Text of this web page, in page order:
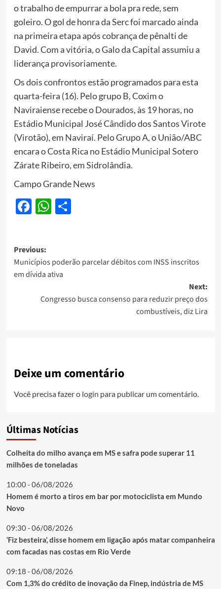
o trabalho de empurrar a bola pra rede, sem
goleiro. O gol de honra da Serc foi marcado ainda
na primeira etapa após cobrança de pênalti de
David. Com a vitória, o Galo da Capital assumiu a
liderança provisoriamente.
Os dois confrontos estão programados para esta
quarta-feira (16). Pelo grupo B, Coxim o
Naviraiense recebe o Dourados, às 19 horas, no
Estádio Municipal José Cândido dos Santos Virote
(Virotão), em Naviraí. Pelo Grupo A, o União/ABC
encara o Costa Rica no Estádio Municipal Sotero
Zárate Ribeiro, em Sidrolândia.
Campo Grande News
Facebook
WhatsApp
Share
Post
navigation
Previous:
Municípios poderão parcelar débitos com INSS inscritos
em dívida ativa
Next:
Congresso busca consenso para reduzir preço dos
combustíveis, diz Lira
Deixe um comentário
Você precisa fazer o login para publicar um comentário.
Últimas Notícias
Colheita do milho avança em MS e safra pode superar 11
milhões de toneladas
10:00 - 06/08/2026
Homem é morto a tiros em bar por motociclista em Mundo
Novo
09:30 - 06/08/2026
‘Fiz besteira’, disse homem em ligação após matar companheira
com facadas nas costas em Rio Verde
09:18 - 06/08/2026
Com 1,3% do crédito de inovação da Finep, indústria de MS